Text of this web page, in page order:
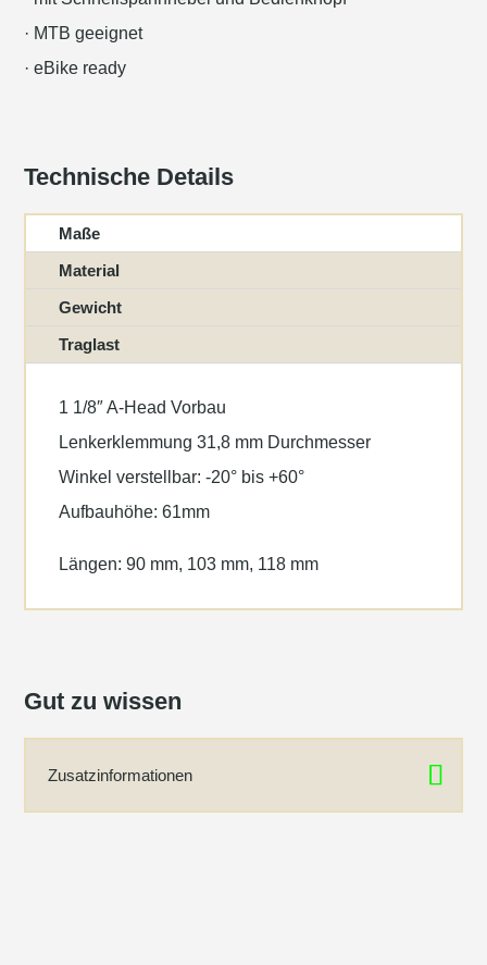
· MTB geeignet
· eBike ready
Technische Details
Maße
Material
Gewicht
Traglast
1 1/8″ A-Head Vorbau
Lenkerklemmung 31,8 mm Durchmesser
Winkel verstellbar: -20° bis +60°
Aufbauhöhe: 61mm
Längen: 90 mm, 103 mm, 118 mm
Gut zu wissen
Zusatzinformationen